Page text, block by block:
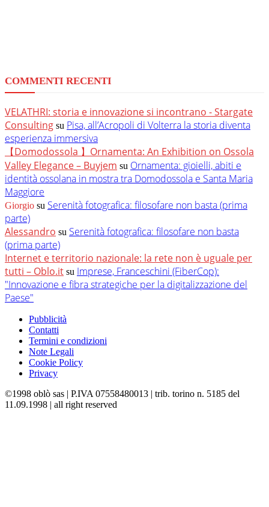
COMMENTI RECENTI
VELATHRI: storia e innovazione si incontrano - Stargate
Consulting su Pisa, all’Acropoli di Volterra la storia diventa
esperienza immersiva
【Domodossola 】Ornamenta: An Exhibition on Ossola
Valley Elegance – Buyjem su Ornamenta: gioielli, abiti e
identità ossolana in mostra tra Domodossola e Santa Maria
Maggiore
Giorgio su Serenità fotografica: filosofare non basta (prima
parte)
Alessandro su Serenità fotografica: filosofare non basta
(prima parte)
Internet e territorio nazionale: la rete non è uguale per
tutti – Oblo.it su Imprese, Franceschini (FiberCop):
"Innovazione e fibra strategiche per la digitalizzazione del
Paese"
Pubblicità
Contatti
Termini e condizioni
Note Legali
Cookie Policy
Privacy
©1998 oblò sas | P.IVA 07558480013 | trib. torino n. 5185 del
11.09.1998 | all right reserved